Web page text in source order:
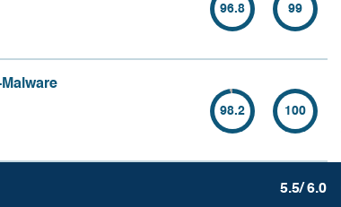
96.8 99
98.2 100
5.5/ 6.0